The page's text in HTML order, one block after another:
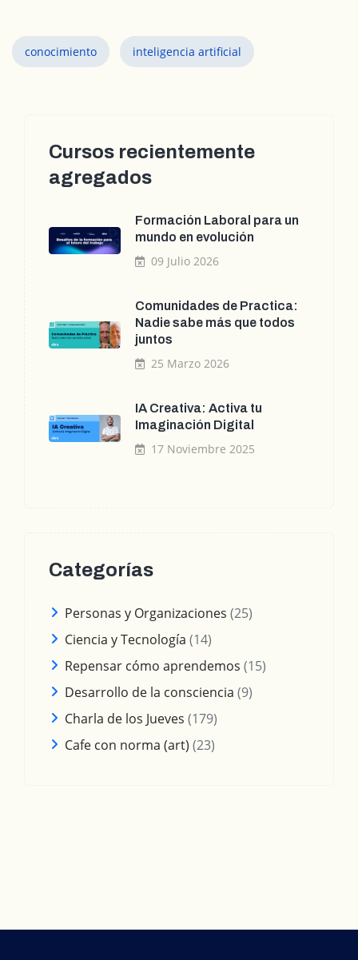
conocimiento inteligencia artificial
Cursos recientemente
agregados
Formación Laboral para un
mundo en evolución
09 Julio 2026
Comunidades de Practica:
Nadie sabe más que todos
juntos
25 Marzo 2026
IA Creativa: Activa tu
Imaginación Digital
17 Noviembre 2025
Categorías
Personas y Organizaciones (25)
Ciencia y Tecnología (14)
Repensar cómo aprendemos (15)
Desarrollo de la consciencia (9)
Charla de los Jueves (179)
Cafe con norma (art) (23)